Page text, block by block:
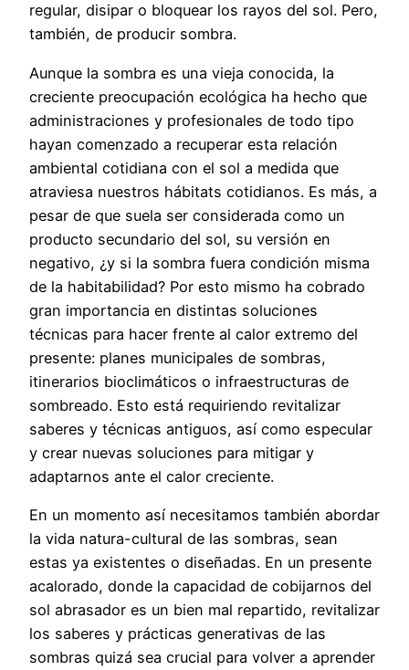
regular, disipar o bloquear los rayos del sol. Pero,
también, de producir sombra.
Aunque la sombra es una vieja conocida, la
creciente preocupación ecológica ha hecho que
administraciones y profesionales de todo tipo
hayan comenzado a recuperar esta relación
ambiental cotidiana con el sol a medida que
atraviesa nuestros hábitats cotidianos. Es más, a
pesar de que suela ser considerada como un
producto secundario del sol, su versión en
negativo, ¿y si la sombra fuera condición misma
de la habitabilidad? Por esto mismo ha cobrado
gran importancia en distintas soluciones
técnicas para hacer frente al calor extremo del
presente: planes municipales de sombras,
itinerarios bioclimáticos o infraestructuras de
sombreado. Esto está requiriendo revitalizar
saberes y técnicas antiguos, así como especular
y crear nuevas soluciones para mitigar y
adaptarnos ante el calor creciente.
En un momento así necesitamos también abordar
la vida natura-cultural de las sombras, sean
estas ya existentes o diseñadas. En un presente
acalorado, donde la capacidad de cobijarnos del
sol abrasador es un bien mal repartido, revitalizar
los saberes y prácticas generativas de las
sombras quizá sea crucial para volver a aprender